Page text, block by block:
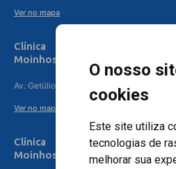
O nosso
cookies
Este site utiliza
tecnologias de
melhorar sua
Ver no mapa
Clínica
Moinhos de Vento Canoas
Av. Getúlio Vargas, 4841 – Centro,
Ver no mapa
Clínica
Moinhos de Vento - Teresópolis